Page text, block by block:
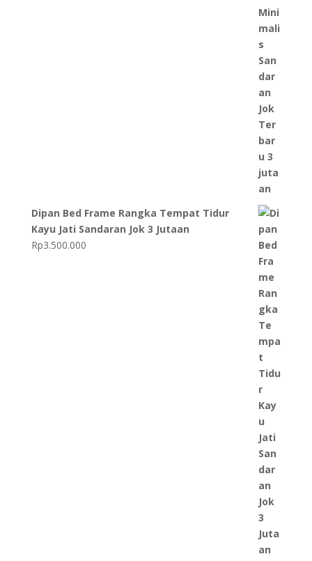
Dipan Bed Frame Rangka Tempat Tidur
Kayu Jati Sandaran Jok 3 Jutaan
Rp3.500.000